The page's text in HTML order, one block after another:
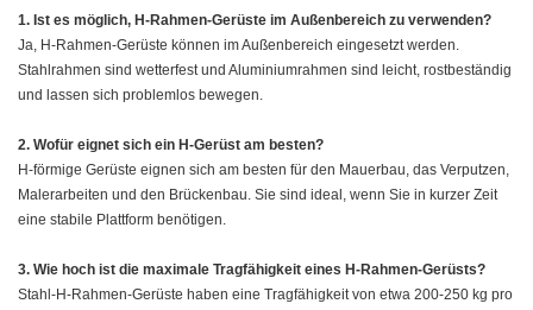
1. Ist es möglich, H-Rahmen-Gerüste im Außenbereich zu verwenden?
Ja, H-Rahmen-Gerüste können im Außenbereich eingesetzt werden.
Stahlrahmen sind wetterfest und Aluminiumrahmen sind leicht, rostbeständig
und lassen sich problemlos bewegen.
2. Wofür eignet sich ein H-Gerüst am besten?
H-förmige Gerüste eignen sich am besten für den Mauerbau, das Verputzen,
Malerarbeiten und den Brückenbau. Sie sind ideal, wenn Sie in kurzer Zeit
eine stabile Plattform benötigen.
3. Wie hoch ist die maximale Tragfähigkeit eines H-Rahmen-Gerüsts?
Stahl-H-Rahmen-Gerüste haben eine Tragfähigkeit von etwa 200-250 kg pro